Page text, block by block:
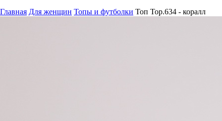
Главная Для женщин Топы и футболки Топ Top.634 - коралл